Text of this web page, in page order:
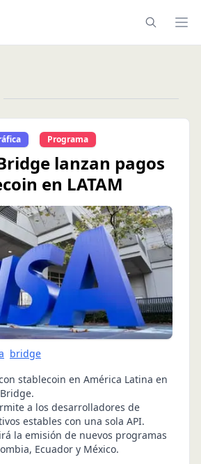
Programa
lanzan pagos
en LATAM
bridge
stablecoin en América Latina en
a los desarrolladores de
estables con una sola API.
la emisión de nuevos programas
Ecuador y México.